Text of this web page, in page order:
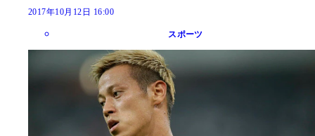
2017年10月12日 16:00
スポーツ